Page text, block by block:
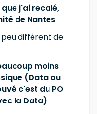
j'ai recalé,
de Nantes
peu différent de
moins
(Data ou
c'est du PO
la Data)